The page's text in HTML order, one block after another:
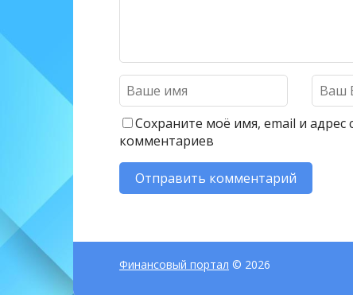
Сохраните моё имя, email и
комментариев
Финансовый портал © 2026